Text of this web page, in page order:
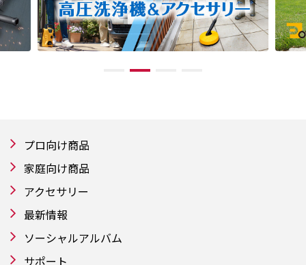
プロ向け商品
家庭向け商品
アクセサリー
最新情報
ソーシャルアルバム
サポート